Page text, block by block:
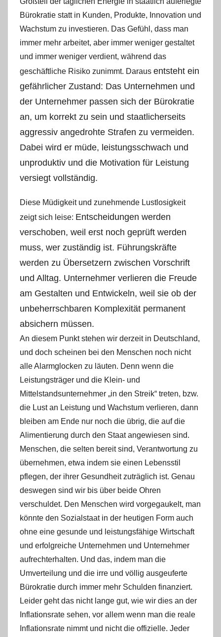
Bürokratie statt in Kunden, Produkte, Innovation und
Wachstum zu investieren. Das Gefühl, dass man
immer mehr arbeitet, aber immer weniger gestaltet
und immer weniger verdient, während das
geschäftliche Risiko zunimmt. Daraus entsteht ein
gefährlicher Zustand: Das Unternehmen und
der Unternehmer passen sich der Bürokratie
an, um korrekt zu sein und staatlicherseits
aggressiv angedrohte Strafen zu vermeiden.
Dabei wird er müde, leistungsschwach und
unproduktiv und die Motivation für Leistung
versiegt vollständig.
Diese Müdigkeit und zunehmende Lustlosigkeit
zeigt sich leise: Entscheidungen werden
verschoben, weil erst noch geprüft werden
muss, wer zuständig ist. Führungskräfte
werden zu Übersetzern zwischen Vorschrift
und Alltag. Unternehmer verlieren die Freude
am Gestalten und Entwickeln, weil sie ob der
unbeherrschbaren Komplexität permanent
absichern müssen.
An diesem Punkt stehen wir derzeit in Deutschland,
und doch scheinen bei den Menschen noch nicht
alle Alarmglocken zu läuten. Denn wenn die
Leistungsträger und die Klein- und
Mittelstandsunternehmer „in den Streik“ treten, bzw.
die Lust an Leistung und Wachstum verlieren, dann
bleiben am Ende nur noch die übrig, die auf die
Alimentierung durch den Staat angewiesen sind.
Menschen, die selten bereit sind, Verantwortung zu
übernehmen, etwa indem sie einen Lebensstil
pflegen, der ihrer Gesundheit zuträglich ist. Genau
deswegen sind wir bis über beide Ohren
verschuldet. Den Menschen wird vorgegaukelt, man
könnte den Sozialstaat in der heutigen Form auch
ohne eine gesunde und leistungsfähige Wirtschaft
und erfolgreiche Unternehmen und Unternehmer
aufrechterhalten. Und das, indem man die
Umverteilung und die irre und völlig ausgeuferte
Bürokratie durch immer mehr Schulden finanziert.
Leider geht das nicht lange gut, wie wir dies an der
Inflationsrate sehen, vor allem wenn man die reale
Inflationsrate nimmt und nicht die offizielle. Jeder